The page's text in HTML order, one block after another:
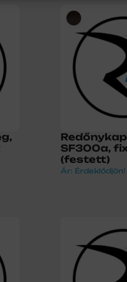
SF300a,
(festett)
Ár: Érdeklődjön!